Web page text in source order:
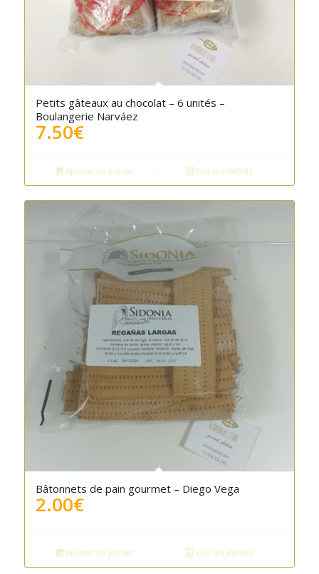
Petits gâteaux au chocolat – 6 unités –
Boulangerie Narváez
7.50€
Ajouter au panier Voir les détails
Bâtonnets de pain gourmet – Diego Vega
2.00€
Ajouter au panier Voir les détails